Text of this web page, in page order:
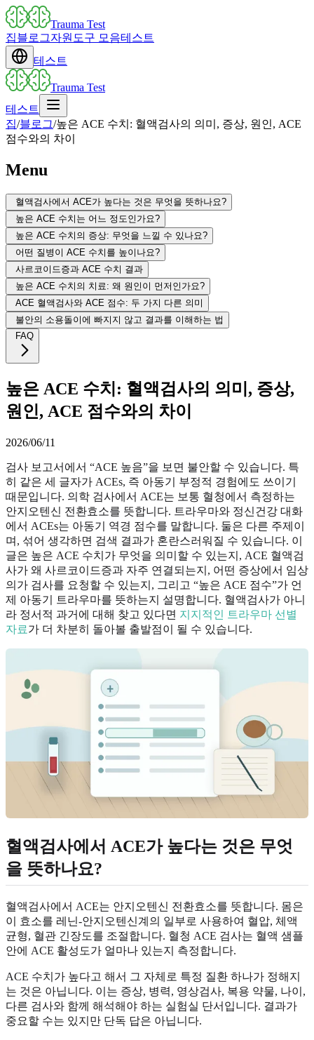
Trauma Test
집블로그자원 도구 모음테스트
테스트
Trauma Test
테스트
집/블로그/높은 ACE 수치: 혈액검사의 의미, 증상, 원인, ACE
점수와의 차이
Menu
혈액검사에서 ACE가 높다는 것은 무엇을 뜻하나요?
높은 ACE 수치는 어느 정도인가요?
높은 ACE 수치의 증상: 무엇을 느낄 수 있나요?
어떤 질병이 ACE 수치를 높이나요?
사르코이드증과 ACE 수치 결과
높은 ACE 수치의 치료: 왜 원인이 먼저인가요?
ACE 혈액검사와 ACE 점수: 두 가지 다른 의미
불안의 소용돌이에 빠지지 않고 결과를 이해하는 법
FAQ
높은 ACE 수치: 혈액검사의 의미, 증상,
원인, ACE 점수와의 차이
2026/06/11
검사 보고서에서 “ACE 높음”을 보면 불안할 수 있습니다. 특
히 같은 세 글자가 ACEs, 즉 아동기 부정적 경험에도 쓰이기
때문입니다. 의학 검사에서 ACE는 보통 혈청에서 측정하는
안지오텐신 전환효소를 뜻합니다. 트라우마와 정신건강 대화
에서 ACEs는 아동기 역경 점수를 말합니다. 둘은 다른 주제이
며, 섞어 생각하면 검색 결과가 혼란스러워질 수 있습니다. 이
글은 높은 ACE 수치가 무엇을 의미할 수 있는지, ACE 혈액검
사가 왜 사르코이드증과 자주 연결되는지, 어떤 증상에서 임상
의가 검사를 요청할 수 있는지, 그리고 “높은 ACE 점수”가 언
제 아동기 트라우마를 뜻하는지 설명합니다. 혈액검사가 아니
라 정서적 과거에 대해 찾고 있다면 지지적인 트라우마 선별
자료가 더 차분히 돌아볼 출발점이 될 수 있습니다.
혈액검사에서 ACE가 높다는 것은 무엇
을 뜻하나요?
혈액검사에서 ACE는 안지오텐신 전환효소를 뜻합니다. 몸은
이 효소를 레닌-안지오텐신계의 일부로 사용하여 혈압, 체액
균형, 혈관 긴장도를 조절합니다. 혈청 ACE 검사는 혈액 샘플
안에 ACE 활성도가 얼마나 있는지 측정합니다.
ACE 수치가 높다고 해서 그 자체로 특정 질환 하나가 정해지
는 것은 아닙니다. 이는 증상, 병력, 영상검사, 복용 약물, 나이,
다른 검사와 함께 해석해야 하는 실험실 단서입니다. 결과가
중요할 수는 있지만 단독 답은 아닙니다.